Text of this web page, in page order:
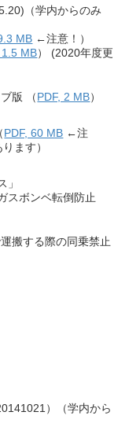
（学内からのみ
MB ←注意！）
1.5 MB） (2020年度更
版 （PDF, 2 MB）
PDF, 60 MB ←注
ます）
ボンベ転倒防止
搬する際の同乗禁止
）（学内から